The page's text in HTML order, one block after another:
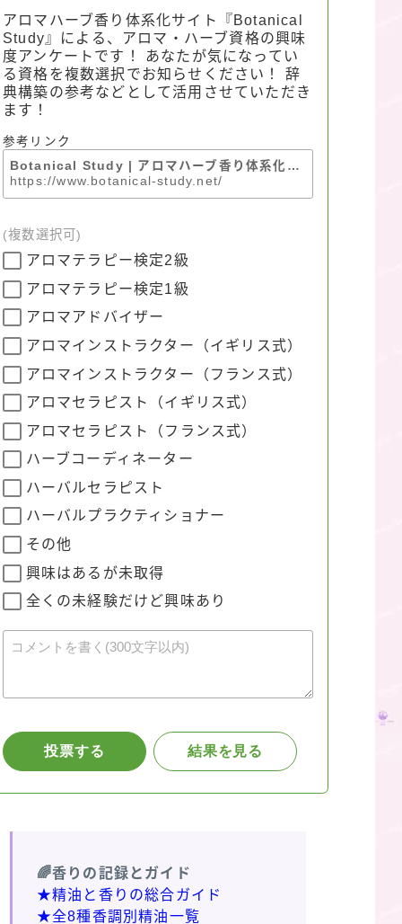
🌈香りの記録とガイド
★精油と香りの総合ガイド
★全8種香調別精油一覧